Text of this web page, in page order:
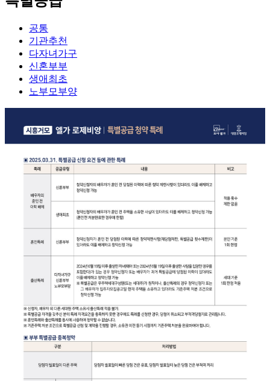
공통
기관추천
다자녀가구
신혼부부
생애최초
노부모부양